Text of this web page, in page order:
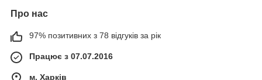
Про нас
97% позитивних з 78 відгуків за рік
Працює з 07.07.2016
м. Харків